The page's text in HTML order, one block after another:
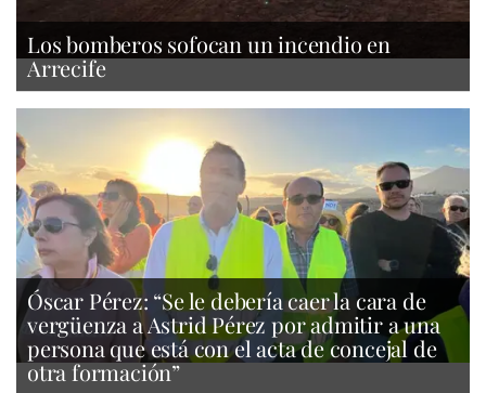
Los bomberos sofocan un incendio en
Arrecife
Óscar Pérez: “Se le debería caer la cara de
vergüenza a Astrid Pérez por admitir a una
persona que está con el acta de concejal de
otra formación”